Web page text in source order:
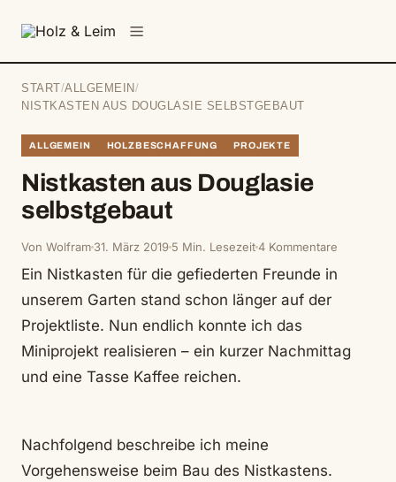
START /ALLGEMEIN/
NISTKASTEN AUS DOUGLASIE SELBSTGEBAUT
ALLGEMEIN HOLZBESCHAFFUNG PROJEKTE
Nistkasten aus Douglasie
selbstgebaut
Von Wolfram 31. März 2019 5 Min. Lesezeit4 Kommentare
Ein Nistkasten für die gefiederten Freunde in
unserem Garten stand schon länger auf der
Projektliste. Nun endlich konnte ich das
Miniprojekt realisieren – ein kurzer Nachmittag
und eine Tasse Kaffee reichen.
Nachfolgend beschreibe ich meine
Vorgehensweise beim Bau des Nistkastens.